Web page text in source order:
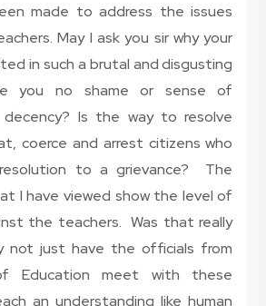
made to address the issues
May I ask you sir why your
in such a brutal and disgusting
you no shame or sense of
Is the way to resolve
coerce and arrest citizens who
to a grievance? The
I have viewed show the level of
the teachers. Was that really
not just have the officials from
Education meet with these
an understanding like human